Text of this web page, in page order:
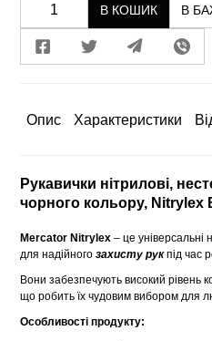
В КОШИК В
Опис Характеристики
Рукавички нітрилові,
чорного кольору, Nitrylex
Mercator Nitrylex– це універсальні
для надійногозахисту рукпід час
Вони забезпечують високий рівень
що робить їх чудовим вибором для
Особливості продукту: